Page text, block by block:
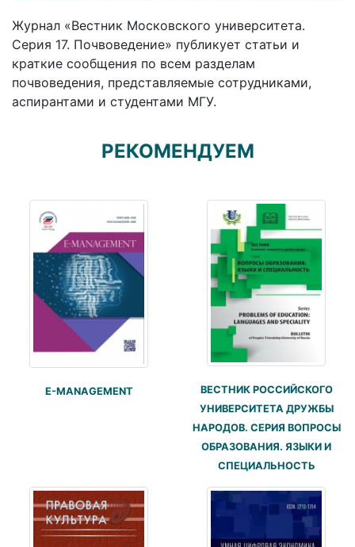
Журнал «Вестник Московского университета.
Серия 17. Почвоведение» публикует статьи и
краткие сообщения по всем разделам
почвоведения, представляемые сотрудниками,
аспирантами и студентами МГУ.
РЕКОМЕНДУЕМ
E-MANAGEMENT
ВЕСТНИК РОССИЙСКОГО
УНИВЕРСИТЕТА ДРУЖБЫ
НАРОДОВ. СЕРИЯ ВОПРОСЫ
ОБРАЗОВАНИЯ. ЯЗЫКИ И
СПЕЦИАЛЬНОСТЬ